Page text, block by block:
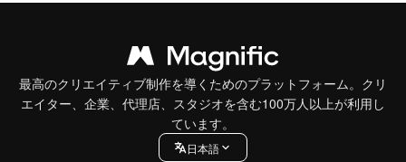
最高のクリエイティブ制作を導くためのプラットフォーム。クリ
エイター、企業、代理店、スタジオを含む100万人以上が利用し
ています。
日本語